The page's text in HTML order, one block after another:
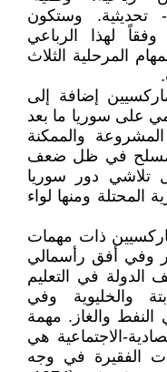
- تحديثية. وستكون
وفقاً لهذا الرباعي
المرحلية الثلاث
إضافة إلى
على سوريا ما بعد
والممكنة
المسلح في ظل ضعف
تلاشي دور سوريا
المحتلة ومنها لواء
ذات مهمات
وفي أفق رأسمالي
الدولة في التعليم
والخليوية وفي
النفط والغاز. مهمة
الاجتماعية هي
الفقيرة في وجه